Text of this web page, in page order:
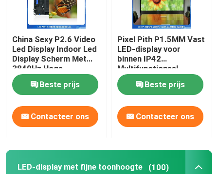
China Sexy P2.6 Video
Led Display Indoor Led
Display Scherm Met
3840Hz Hoge
Verfrissingsfrequentie
En Licht Gewicht
Beste prijs
Contacteer ons
Pixel Pith P1.5MM Vast
LED-display voor
binnen IP42
Multifunctioneel
Beste prijs
Contacteer ons
LED-display met fijne toonhoogte (100)